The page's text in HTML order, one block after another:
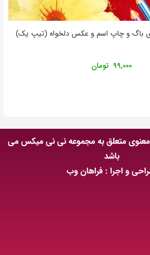
باگ و چاپ اسم و عکس دلخواه (تیپ یک)
۹۹,۰۰۰ تومان
متعلق به مجموعه نی نی میکس می
باشد
و اجرا : فراهان وب